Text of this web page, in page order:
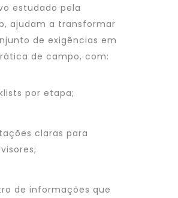
estudado pela
ajudam a transformar
de exigências em
de campo, com:
por etapa;
claras para
de informações que